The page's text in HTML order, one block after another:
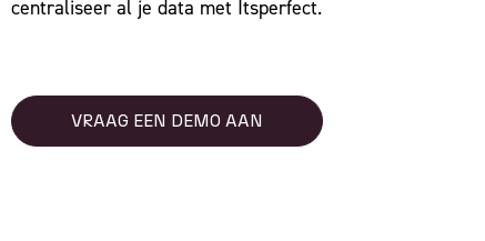
centraliseer al je data met Itsperfect.
VRAAG EEN DEMO AAN